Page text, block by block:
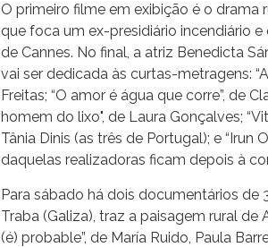
O primeiro filme em exibição é o drama
que foca um ex-presidiário incendiário
de Cannes. No final, a atriz Benedicta
vai ser dedicada às curtas-metragens:
Freitas; “O amor é água que corre”, de
homem do lixo", de Laura Gonçalves;
Tânia Dinis (as três de Portugal); e “Irun
daquelas realizadoras ficam depois à
Para sábado há dois documentários de
Traba (Galiza), traz a paisagem rural de
(é) probable”, de María Ruido, Paula